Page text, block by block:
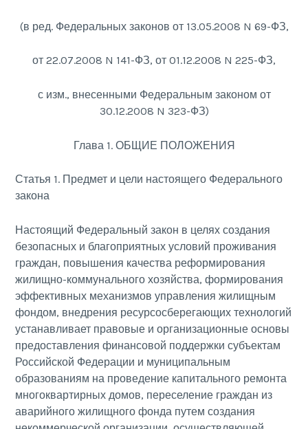
(в ред. Федеральных законов от 13.05.2008 N 69-ФЗ,
от 22.07.2008 N 141-ФЗ, от 01.12.2008 N 225-ФЗ,
с изм., внесенными Федеральным законом от
30.12.2008 N 323-ФЗ)
Глава 1. ОБЩИЕ ПОЛОЖЕНИЯ
Статья 1. Предмет и цели настоящего Федерального
закона
Настоящий Федеральный закон в целях создания
безопасных и благоприятных условий проживания
граждан, повышения качества реформирования
жилищно-коммунального хозяйства, формирования
эффективных механизмов управления жилищным
фондом, внедрения ресурсосберегающих технологий
устанавливает правовые и организационные основы
предоставления финансовой поддержки субъектам
Российской Федерации и муниципальным
образованиям на проведение капитального ремонта
многоквартирных домов, переселение граждан из
аварийного жилищного фонда путем создания